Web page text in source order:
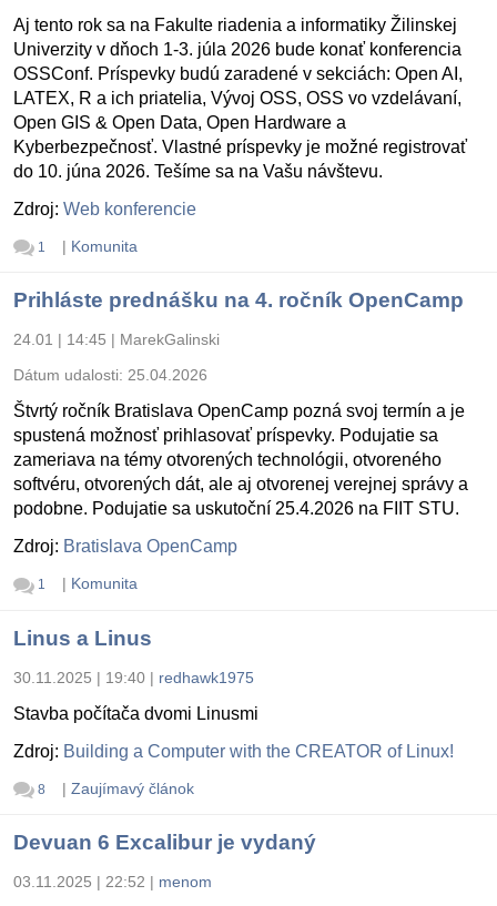
Aj tento rok sa na Fakulte riadenia a informatiky Žilinskej
Univerzity v dňoch 1-3. júla 2026 bude konať konferencia
OSSConf. Príspevky budú zaradené v sekciách: Open AI,
LATEX, R a ich priatelia, Vývoj OSS, OSS vo vzdelávaní,
Open GIS & Open Data, Open Hardware a
Kyberbezpečnosť. Vlastné príspevky je možné registrovať
do 10. júna 2026. Tešíme sa na Vašu návštevu.
Zdroj: Web konferencie
1 | Komunita
Prihláste prednášku na 4. ročník OpenCamp
24.01 | 14:45 | MarekGalinski
Dátum udalosti: 25.04.2026
Štvrtý ročník Bratislava OpenCamp pozná svoj termín a je
spustená možnosť prihlasovať príspevky. Podujatie sa
zameriava na témy otvorených technológii, otvoreného
softvéru, otvorených dát, ale aj otvorenej verejnej správy a
podobne. Podujatie sa uskutoční 25.4.2026 na FIIT STU.
Zdroj: Bratislava OpenCamp
1 | Komunita
Linus a Linus
30.11.2025 | 19:40 | redhawk1975
Stavba počítača dvomi Linusmi
Zdroj: Building a Computer with the CREATOR of Linux!
8 | Zaujímavý článok
Devuan 6 Excalibur je vydaný
03.11.2025 | 22:52 | menom